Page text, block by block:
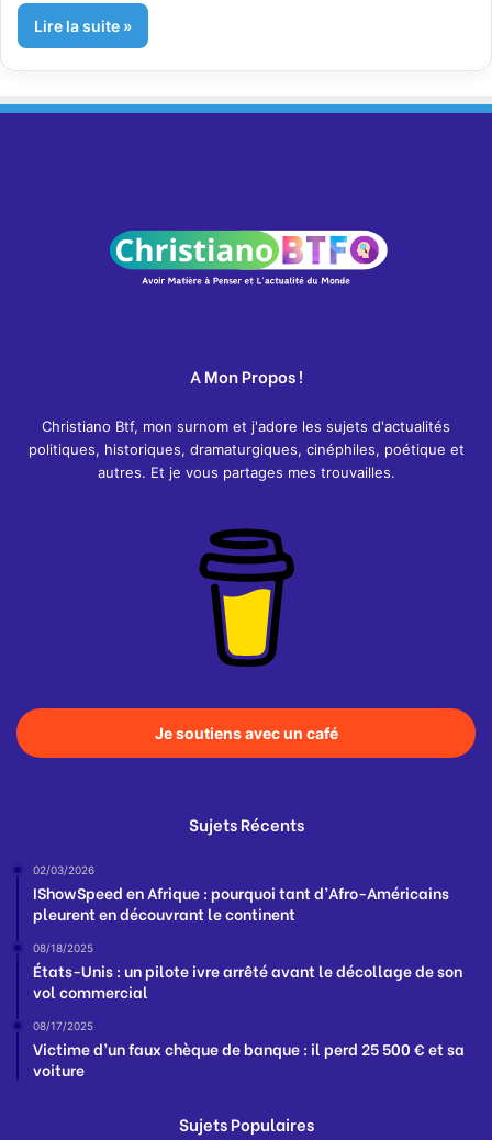
Lire la suite »
A Mon Propos !
Christiano Btf, mon surnom et j'adore les sujets d'actualités
politiques, historiques, dramaturgiques, cinéphiles, poétique et
autres. Et je vous partages mes trouvailles.
Je soutiens avec un café
Sujets Récents
02/03/2026
IShowSpeed en Afrique : pourquoi tant d’Afro-Américains
pleurent en découvrant le continent
08/18/2025
États-Unis : un pilote ivre arrêté avant le décollage de son
vol commercial
08/17/2025
Victime d’un faux chèque de banque : il perd 25 500 € et sa
voiture
Sujets Populaires